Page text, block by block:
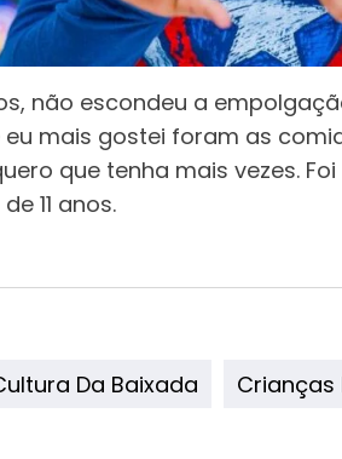
não escondeu a
mais gostei foram as
que tenha mais vezes.
11 anos.
Da Baixada Crianças